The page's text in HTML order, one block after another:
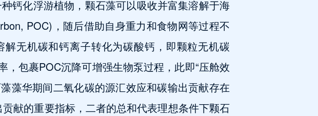
钙化浮游植物，颗石藻可以吸收并富集溶解于海
POC)，随后借助自身重力和食物网等过程不
无机碳和钙离子转化为碳酸钙，即颗粒无机碳
包裹POC沉降可增强生物泵过程，此即“压舱效
藻华期间二氧化碳的源汇效应和碳输出贡献存在
献的重要指标，二者的总和代表理想条件下颗石